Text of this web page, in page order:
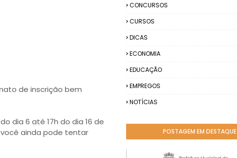
de inscrição bem
dia 6 até 17h do dia 16 de
você ainda pode tentar
CONCURSOS
CURSOS
DICAS
ECONOMIA
EDUCAÇÃO
EMPREGOS
NOTÍCIAS
POSTAGEM EM DESTAQUE